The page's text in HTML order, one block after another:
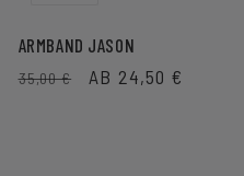
ARMBAND JASON
NORMALER
35,00 € VERKAUFSPREIS
AB 24,50 €